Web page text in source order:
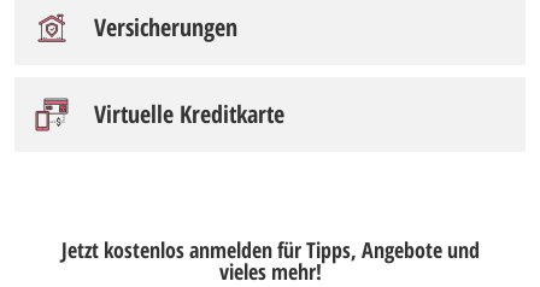
Versicherungen
Virtuelle Kreditkarte
Jetzt kostenlos anmelden für Tipps, Angebote und
vieles mehr!